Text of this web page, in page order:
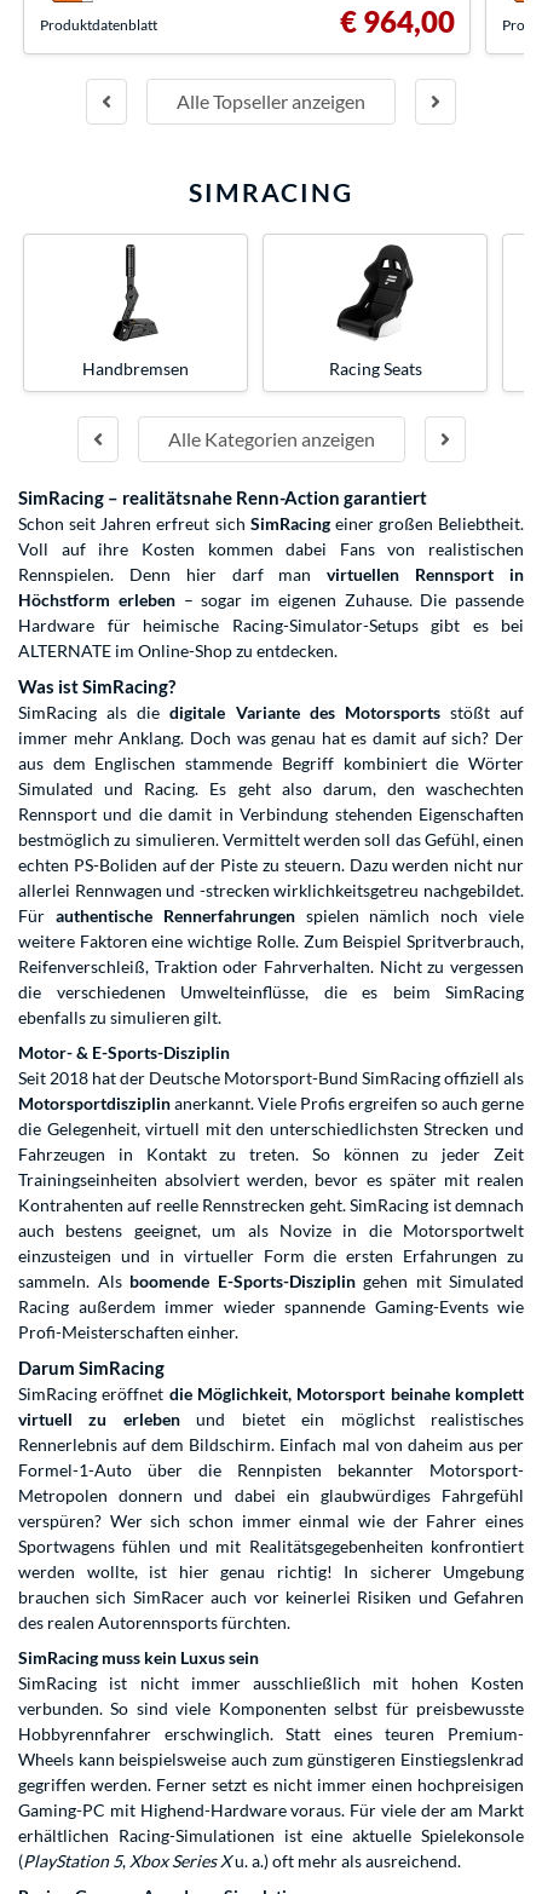
Alle Topseller anzeigen
Produkt­datenblatt € 964,00
SIMRACING
Alle Kategorien anzeigen
Handbremsen Racing Seats
SimRacing – realitätsnahe Renn-Action garantiert
Schon seit Jahren erfreut sich SimRacingeiner großen Beliebtheit.
Voll auf ihre Kosten kommen dabei Fans von realistischen
Rennspielen. Denn hier darf manvirtuellen Rennsport in
Höchstform erleben– sogar im eigenen Zuhause. Die passende
Hardware für heimische Racing-Simulator-Setups gibt es bei
ALTERNATE im Online-Shop zu entdecken.
Was ist SimRacing?
SimRacing als diedigitale Variante des Motorsportsstößt auf
immer mehr Anklang. Doch was genau hat es damit auf sich? Der
aus dem Englischen stammende Begriff kombiniert die Wörter
Simulated und Racing. Es geht also darum, den waschechten
Rennsport und die damit in Verbindung stehenden Eigenschaften
bestmöglich zu simulieren. Vermittelt werden soll das Gefühl, einen
echten PS-Boliden auf der Piste zu steuern. Dazu werden nicht nur
allerlei Rennwagen und -strecken wirklichkeitsgetreu nachgebildet.
Für authentische Rennerfahrungenspielen nämlich noch viele
weitere Faktoren eine wichtige Rolle. Zum Beispiel Spritverbrauch,
Reifenverschleiß, Traktion oder Fahrverhalten. Nicht zu vergessen
die verschiedenen Umwelteinflüsse, die es beim SimRacing
ebenfalls zu simulieren gilt.
Motor- & E-Sports-Disziplin
Seit 2018 hat der Deutsche Motorsport-Bund SimRacing offiziell als
Motorsportdisziplinanerkannt. Viele Profis ergreifen so auch gerne
die Gelegenheit, virtuell mit den unterschiedlichsten Strecken und
Fahrzeugen in Kontakt zu treten. So können zu jeder Zeit
Trainingseinheiten absolviert werden, bevor es später mit realen
Kontrahenten auf reelle Rennstrecken geht. SimRacing ist demnach
auch bestens geeignet, um als Novize in die Motorsportwelt
einzusteigen und in virtueller Form die ersten Erfahrungen zu
sammeln. Als boomende E-Sports-Disziplingehen mit Simulated
Racing außerdem immer wieder spannende Gaming-Events wie
Profi-Meisterschaften einher.
Darum SimRacing
SimRacing eröffnet die Möglichkeit, Motorsport beinahe komplett
virtuell zu erlebenund bietet ein möglichst realistisches
Rennerlebnis auf dem Bildschirm. Einfach mal von daheim aus per
Formel-1-Auto über die Rennpisten bekannter Motorsport-
Metropolen donnern und dabei ein glaubwürdiges Fahrgefühl
verspüren? Wer sich schon immer einmal wie der Fahrer eines
Sportwagens fühlen und mit Realitätsgegebenheiten konfrontiert
werden wollte, ist hier genau richtig! In sicherer Umgebung
brauchen sich SimRacer auch vor keinerlei Risiken und Gefahren
des realen Autorennsports fürchten.
SimRacing muss kein Luxus sein
SimRacing ist nicht immer ausschließlich mit hohen Kosten
verbunden. So sind viele Komponenten selbst für preisbewusste
Hobbyrennfahrer erschwinglich. Statt eines teuren Premium-
Wheels kann beispielsweise auch zum günstigeren Einstiegslenkrad
gegriffen werden. Ferner setzt es nicht immer einen hochpreisigen
Gaming-PC mit Highend-Hardware voraus. Für viele der am Markt
erhältlichen Racing-Simulationen ist eine aktuelle Spielekonsole
(PlayStation 5, Xbox Series Xu. a.) oft mehr als ausreichend.